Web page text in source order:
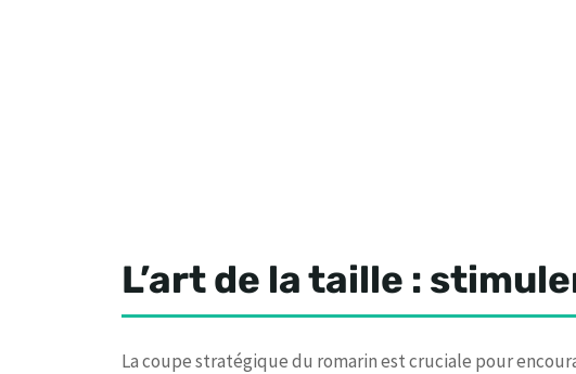
L’art de la taille :
La coupe stratégique du romarin est cruciale pour